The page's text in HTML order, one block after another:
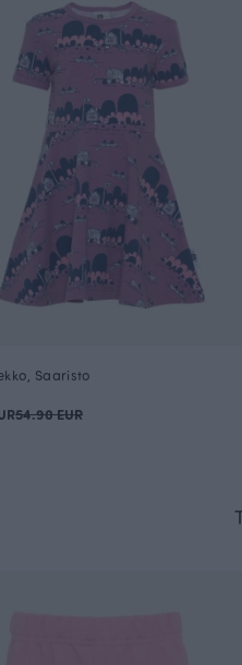
Saaristo
54.90 EUR